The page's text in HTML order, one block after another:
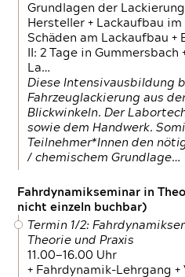
Grundlagen der
Hersteller + Lackaufbau im
Schäden am Lackaufbau +
II: 2 Tage in
La…
Diese Intensivausbildung
Fahrzeuglackierung aus
Blickwinkeln. Der
sowie dem Handwerk.
Teilnehmer*Innen den
/ chemischem Grundlage…
Fahrdynamikseminar in
nicht einzeln buchbar)
Termin 1/2:
Theorie und Praxis
11.00—16.00 Uhr
+ Fahrdynamik-Lehrgang